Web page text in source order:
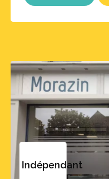
Indépendant